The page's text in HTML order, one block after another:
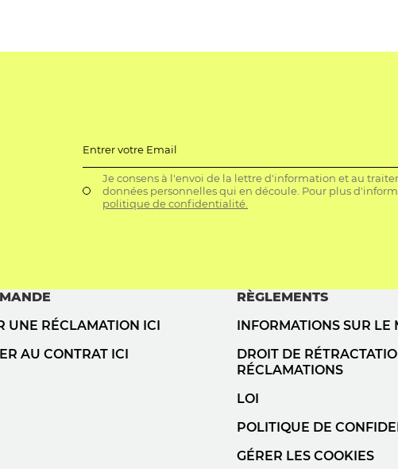
Entrer votre Email
Je consens à l'envoi de la lettre d'information et au
données personnelles qui en découle. Pour plus
politique de confidentialité.
UNE RÉCLAMATION ICI
AU CONTRAT ICI
RÈGLEMENTS
INFORMATIONS SUR LE
DROIT DE
RÉCLAMATIONS
LOI
POLITIQUE DE
GÉRER LES COOKIES